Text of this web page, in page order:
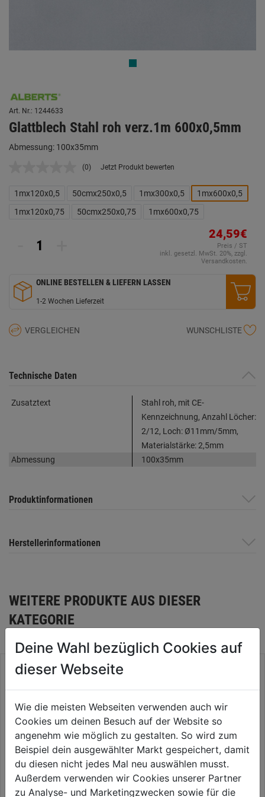
Art. Nr.: 1244633
Glattblech Stahl roh verz.1m 600x0,5mm
Abmessung: 100x35mm
Kein
Link
auf
derselben
Seite.
(0) Jetzt Produkt bewerten
1mx120x0,5 50cmx250x0,5 1mx300x0,5
1mx600x0,5
1mx120x0,75
50cmx250x0,75 1mx600x0,75
24,59€
Preis / ST
inkl. gesetzl. MwSt. 20%, zzgl.
Versandkosten.
ONLINE BESTELLEN & LIEFERN LASSEN
1-2 Wochen Lieferzeit
VERGLEICHEN WUNSCHLISTE
Technische Daten
Zusatztext
Stahl roh, mit CE-
Kennzeichnung, Anzahl Löcher:
2/12, Loch: Ø11mm/5mm,
Materialstärke: 2,5mm
Abmessung
100x35mm
Produktinformationen
Herstellerinformationen
WEITERE PRODUKTE AUS DIESER
KATEGORIE
Lochblech quadratisch Alu
Glattblech Kupfer 50cm
Deine Wahl bezüglich Cookies auf
dieser Webseite
Wie die meisten Webseiten verwenden auch wir
Cookies um deinen Besuch auf der Website so
angenehm wie möglich zu gestalten. So wird zum
Beispiel dein ausgewählter Markt gespeichert, damit
du diesen nicht jedes Mal neu auswählen musst.
Außerdem verwenden wir Cookies unserer Partner
zu Analyse- und Marketingzwecken sowie für die